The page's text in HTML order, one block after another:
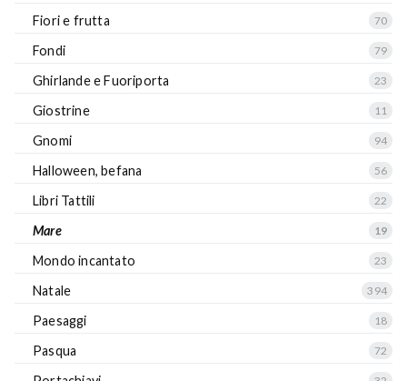
Fiori e frutta 70
Fondi 79
Ghirlande e Fuoriporta 23
Giostrine 11
Gnomi 94
Halloween, befana 56
Libri Tattili 22
Mare 19
Mondo incantato 23
Natale 394
Paesaggi 18
Pasqua 72